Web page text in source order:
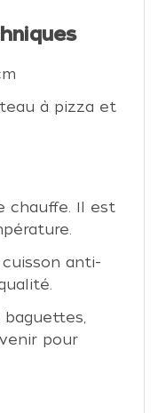
à pizza et
chauffe. Il est
anti-
pour